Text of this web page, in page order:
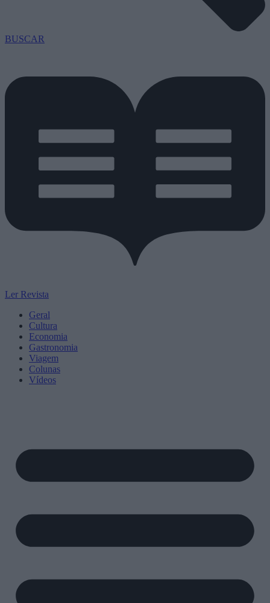
BUSCAR
Ler Revista
Geral
Cultura
Economia
Gastronomia
Viagem
Colunas
Vídeos